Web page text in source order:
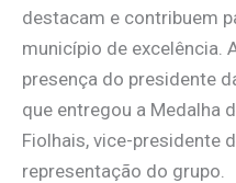
destacam e contribuem
município de excelência.
presença do presidente
que entregou a Medalha
Fiolhais, vice-presidente
representação do grupo.